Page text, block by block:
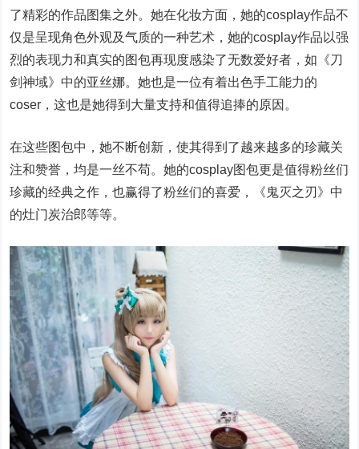
了精彩的作品图集之外。她在化妆方面，她的cosplay作品不
仅是呈现角色外观及气质的一种艺术，她的cosplay作品以强
烈的表现力和真实的图包再现度感染了无数爱好者，如《刀
剑神域》中的亚丝娜。她也是一位有着出色手工能力的
coser，这也是她得到大量支持和值得追捧的原因。
在这些图包中，她不断创新，使其得到了越来越多的珍藏关
注和赞誉，均是一丝不苟。她的cosplay图包更是值得粉丝们
珍藏的经典之作，也赢得了粉丝们的喜爱，《鬼灭之刃》中
的灶门炭治郎等等。